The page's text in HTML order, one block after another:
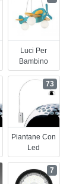
Luci Per
Bambino
Piantane Con
Led
73
7